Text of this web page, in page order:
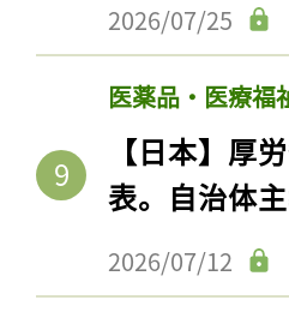
2026/07/25
医薬品・医療福
【日本】厚
表。自治体
2026/07/12